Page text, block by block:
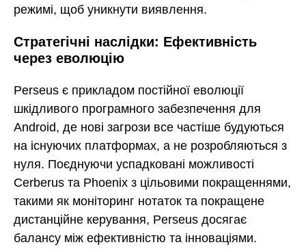
режимі, щоб уникнути виявлення.
Стратегічні наслідки: Ефективність
через еволюцію
Perseus є прикладом постійної еволюції
шкідливого програмного забезпечення для
Android, де нові загрози все частіше будуються
на існуючих платформах, а не розробляються з
нуля. Поєднуючи успадковані можливості
Cerberus та Phoenix з цільовими покращеннями,
такими як моніторинг нотаток та покращене
дистанційне керування, Perseus досягає
балансу між ефективністю та інноваціями.